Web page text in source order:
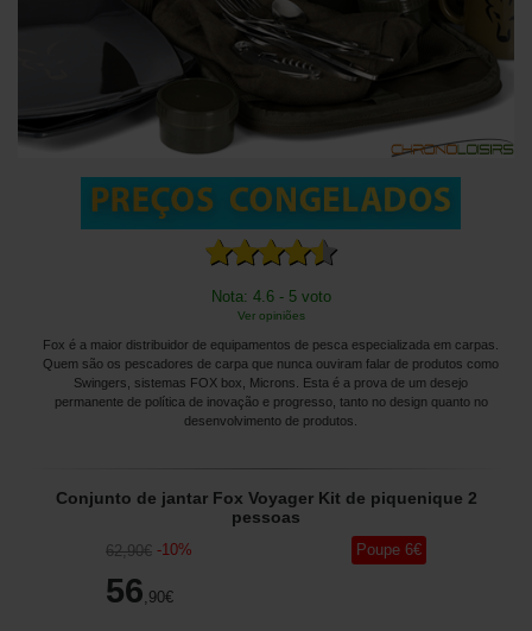
Nota: 4.6 - 5 voto
Ver opiniões
Fox é a maior distribuidor de equipamentos de pesca especializada em carpas.
Quem são os pescadores de carpa que nunca ouviram falar de produtos como
Swingers, sistemas FOX box, Microns. Esta é a prova de um desejo
permanente de política de inovação e progresso, tanto no design quanto no
desenvolvimento de produtos.
Conjunto de jantar Fox Voyager Kit de piquenique 2
pessoas
62,90€ -10%
56 ,90€
Poupe 6€